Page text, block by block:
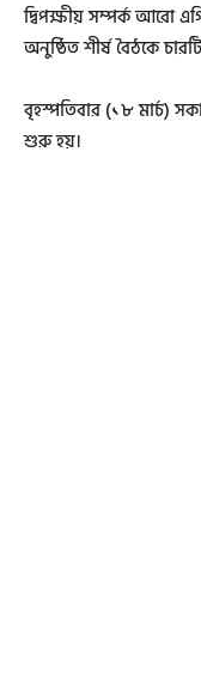
দ্বিপক্ষীয় সম্পর্ক আরো
অনুষ্ঠিত শীর্ষ বৈঠকে
বৃহস্পতিবার (১৮ মার্চ)
শুরু হয়।